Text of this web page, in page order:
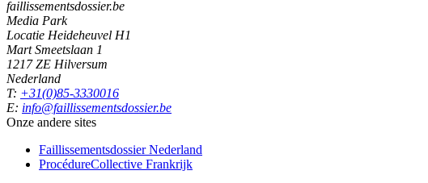
faillissementsdossier.be
Media Park
Locatie Heideheuvel H1
Mart Smeetslaan 1
1217 ZE Hilversum
Nederland
T: +31(0)85-3330016
E: info@faillissementsdossier.be
Onze andere sites
Faillissementsdossier Nederland
ProcédureCollective Frankrijk